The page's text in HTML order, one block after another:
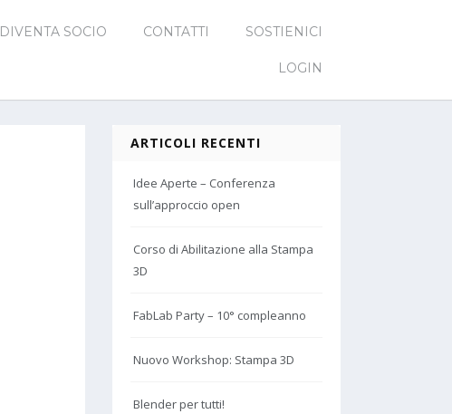
DIVENTA SOCIO CONTATTI SOSTIENICI
LOGIN
ARTICOLI RECENTI
Idee Aperte – Conferenza
sull’approccio open
Corso di Abilitazione alla Stampa
3D
FabLab Party – 10° compleanno
Nuovo Workshop: Stampa 3D
Blender per tutti!